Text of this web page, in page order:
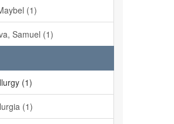
(1)
Samuel (1)
(1)
(1)